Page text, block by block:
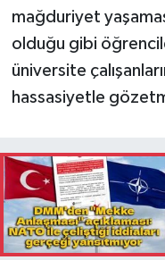
mağduriyet
olduğu gibi
üniversite
hassasiyetle